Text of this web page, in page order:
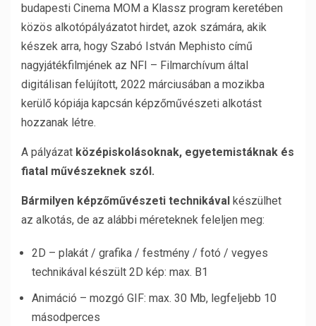
budapesti Cinema MOM a Klassz program keretében
közös alkotópályázatot hirdet, azok számára, akik
készek arra, hogy Szabó István Mephisto című
nagyjátékfilmjének az NFI – Filmarchívum által
digitálisan felújított, 2022 márciusában a mozikba
kerülő kópiája kapcsán képzőművészeti alkotást
hozzanak létre.
A pályázat középiskolásoknak, egyetemistáknak és
fiatal művészeknek szól.
Bármilyen képzőművészeti technikával készülhet
az alkotás, de az alábbi méreteknek feleljen meg:
2D – plakát / grafika / festmény / fotó / vegyes
technikával készült 2D kép: max. B1
Animáció – mozgó GIF: max. 30 Mb, legfeljebb 10
másodperces